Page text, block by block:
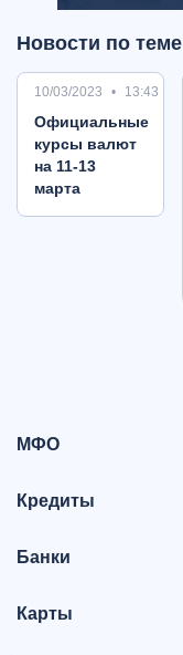
Новости по теме
10/03/2023 13:43
Oфициальные
курсы валют
на 11-13
марта
МФО
Кредиты
Банки
Карты